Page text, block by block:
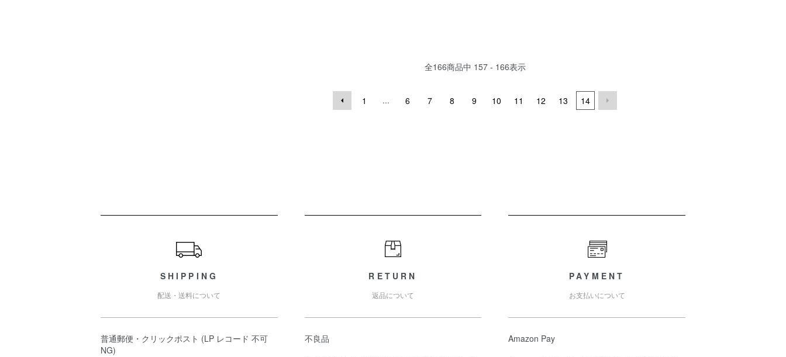
全166商品中 157 - 166表示
1 ... 6 7 8 9 10 11 12 13 14
SHIPPING
配送・送料について
普通郵便・クリックポスト (LP レコード 不可
NG)
RETURN
返品について
不良品
PAYMENT
お支払いについて
Amazon Pay